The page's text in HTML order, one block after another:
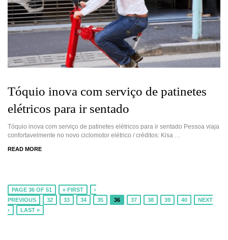
Tóquio inova com serviço de patinetes
elétricos para ir sentado
Tóquio inova com serviço de patinetes elétricos para ir sentado Pessoa viaja
confortavelmente no novo ciclomotor elétrico / créditos: Kisa …
READ MORE
PAGE 36 OF 51 « FIRST
‹
PREVIOUS
32 33 34 35 36 37 38 39 40
NEXT
›
LAST »